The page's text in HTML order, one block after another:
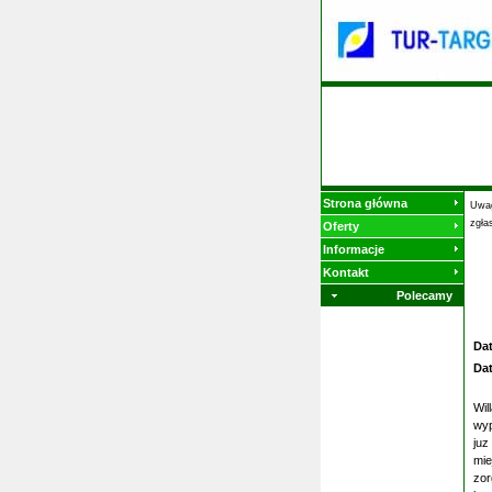
Strona główna
Oferty
Informacje
Kontakt
Polecamy
juz